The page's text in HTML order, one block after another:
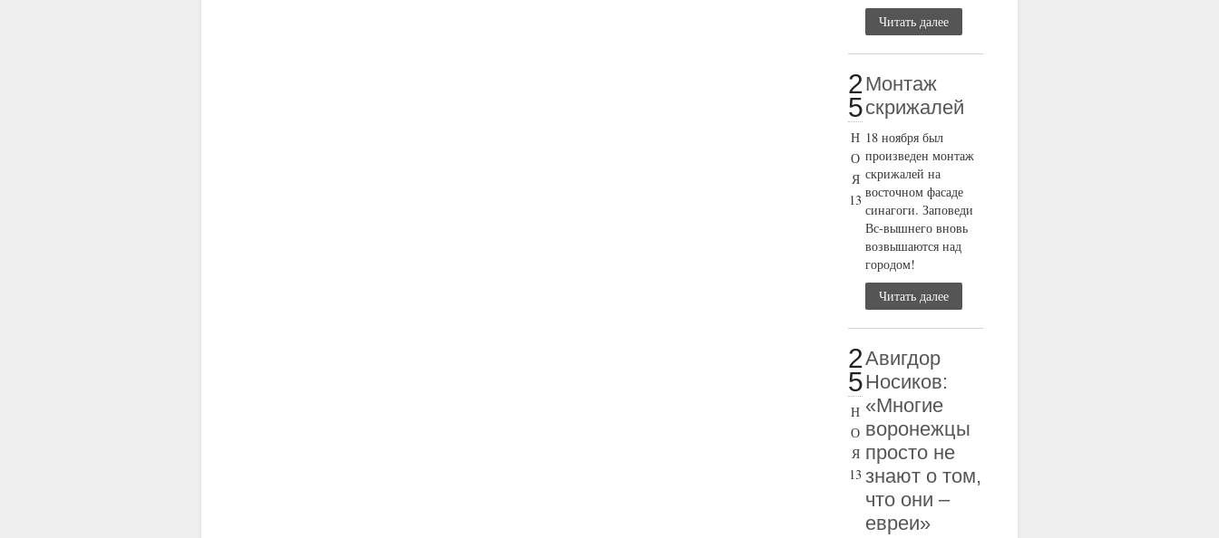
Читать далее
2
5
Н
О
Я
13
Монтаж
скрижалей
18 ноября был
произведен монтаж
скрижалей на
восточном фасаде
синагоги. Заповеди
Вс-вышнего вновь
возвышаются над
городом!
Читать далее
2
5
Н
О
Я
13
Авигдор
Носиков:
«Многие
воронежцы
просто не
знают о том,
что они –
евреи»